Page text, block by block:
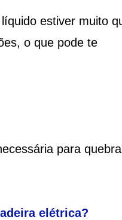
estiver muito
o que pode te
para
elétrica?